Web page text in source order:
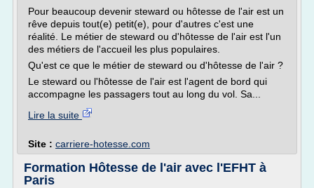
Pour beaucoup devenir steward ou hôtesse de l'air est un
rêve depuis tout(e) petit(e), pour d'autres c'est une
réalité. Le métier de steward ou d'hôtesse de l'air est l'un
des métiers de l'accueil les plus populaires.
Qu'est ce que le métier de steward ou d'hôtesse de l'air ?
Le steward ou l'hôtesse de l'air est l'agent de bord qui
accompagne les passagers tout au long du vol. Sa...
Lire la suite
Site : carriere-hotesse.com
Formation Hôtesse de l'air avec l'EFHT à
Paris